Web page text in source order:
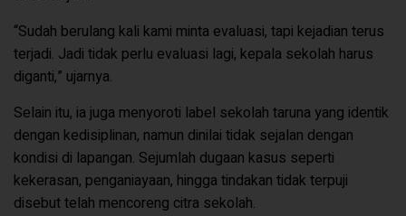
“Sudah berulang kali kami minta evaluasi, tapi kejadian terus
terjadi. Jadi tidak perlu evaluasi lagi, kepala sekolah harus
diganti,” ujarnya.
Selain itu, ia juga menyoroti label sekolah taruna yang identik
dengan kedisiplinan, namun dinilai tidak sejalan dengan
kondisi di lapangan. Sejumlah dugaan kasus seperti
kekerasan, penganiayaan, hingga tindakan tidak terpuji
disebut telah mencoreng citra sekolah.